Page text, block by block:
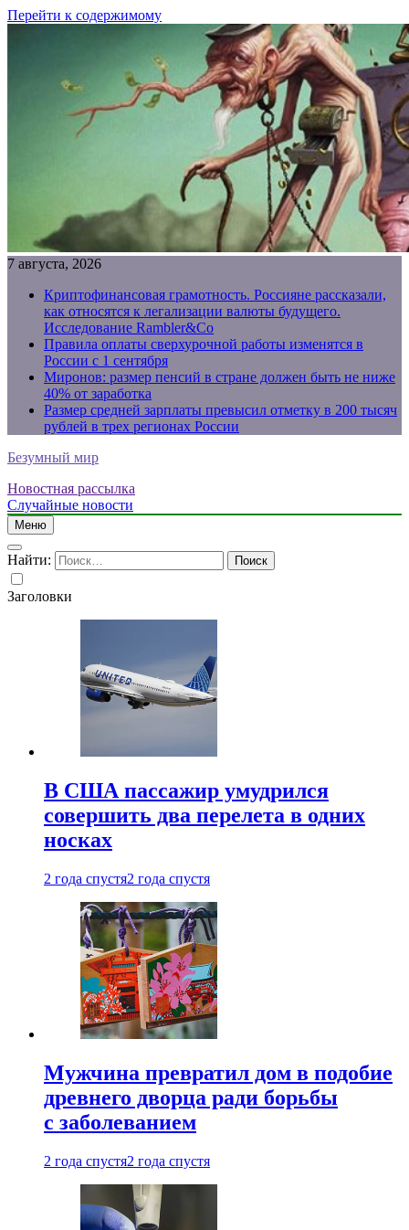
Перейти к содержимому
7 августа, 2026
Криптофинансовая грамотность. Россияне рассказали,
как относятся к легализации валюты будущего.
Исследование Rambler&Co
Правила оплаты сверхурочной работы изменятся в
России с 1 сентября
Миронов: размер пенсий в стране должен быть не ниже
40% от заработка
Размер средней зарплаты превысил отметку в 200 тысяч
рублей в трех регионах России
Безумный мир
Новостная рассылка
Случайные новости
Меню
Найти:
Заголовки
В США пассажир умудрился
совершить два перелета в одних
носках
2 года спустя2 года спустя
Мужчина превратил дом в подобие
древнего дворца ради борьбы
с заболеванием
2 года спустя2 года спустя